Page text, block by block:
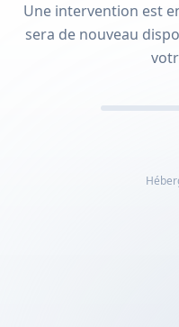
Une intervention est
sera de nouveau